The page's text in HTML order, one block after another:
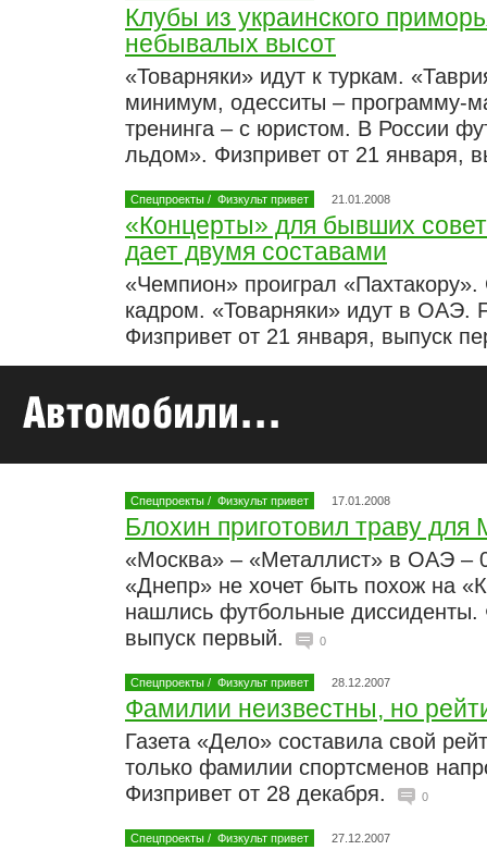
Клубы из украинского
небывалых высот
«Товарняки» идут к туркам.
минимум, одесситы – программу-
тренинга – с юристом. В России
льдом». Физпривет от 21 января,
Спецпроекты / Физкульт привет 21.01.2008
«Концерты» для бывших
дает двумя составами
«Чемпион» проиграл
кадром. «Товарняки» идут в ОАЭ.
Физпривет от 21 января, выпуск
Спецпроекты / Физкульт привет 17.01.2008
Блохин приготовил траву для
«Москва» – «Металлист» в ОАЭ –
«Днепр» не хочет быть похож на
нашлись футбольные диссиденты.
выпуск первый.
0
Спецпроекты / Физкульт привет 28.12.2007
Фамилии неизвестны, но
Газета «Дело» составила свой
только фамилии спортсменов
Физпривет от 28 декабря.
0
Спецпроекты / Физкульт привет 27.12.2007